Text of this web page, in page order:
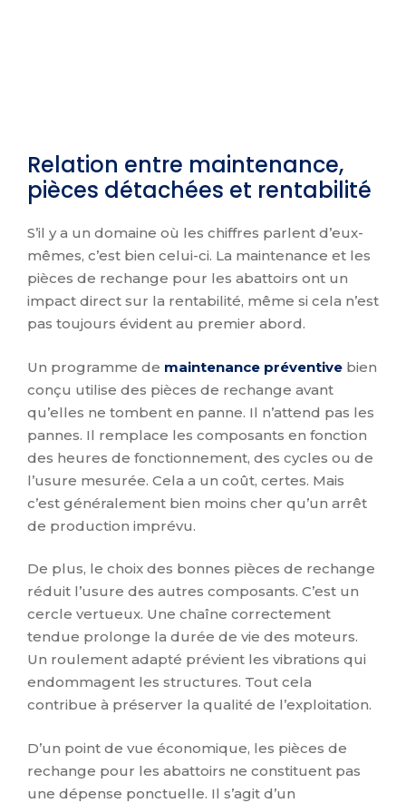
Relation entre maintenance,
pièces détachées et rentabilité
S’il y a un domaine où les chiffres parlent d’eux-
mêmes, c’est bien celui-ci. La maintenance et les
pièces de rechange pour les abattoirs ont un
impact direct sur la rentabilité, même si cela n’est
pas toujours évident au premier abord.
Un programme de maintenance préventive bien
conçu utilise des pièces de rechange avant
qu’elles ne tombent en panne. Il n’attend pas les
pannes. Il remplace les composants en fonction
des heures de fonctionnement, des cycles ou de
l’usure mesurée. Cela a un coût, certes. Mais
c’est généralement bien moins cher qu’un arrêt
de production imprévu.
De plus, le choix des bonnes pièces de rechange
réduit l’usure des autres composants. C’est un
cercle vertueux. Une chaîne correctement
tendue prolonge la durée de vie des moteurs.
Un roulement adapté prévient les vibrations qui
endommagent les structures. Tout cela
contribue à préserver la qualité de l’exploitation.
D’un point de vue économique, les pièces de
rechange pour les abattoirs ne constituent pas
une dépense ponctuelle. Il s’agit d’un